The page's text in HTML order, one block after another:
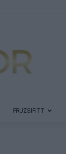
FRUZSIFITT